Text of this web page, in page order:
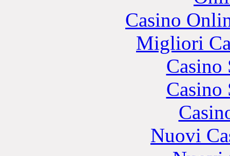
Casino
Migliori
Casino
Casino
Nuovi